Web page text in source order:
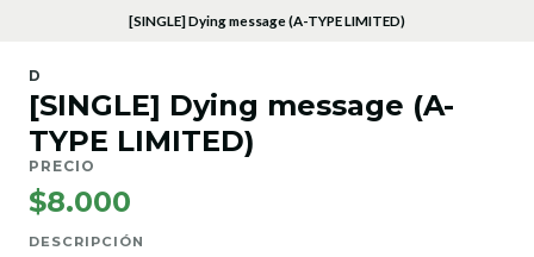
[SINGLE] Dying message (A-TYPE LIMITED)
D
[SINGLE] Dying message (A-
TYPE LIMITED)
PRECIO
$8.000
DESCRIPCIÓN